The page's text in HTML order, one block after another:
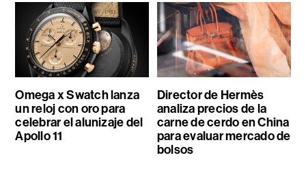
Omega x Swatch lanza
un reloj con oro para
celebrar el alunizaje del
Apollo 11
Director de Hermès
analiza precios de la
carne de cerdo en China
para evaluar mercado de
bolsos